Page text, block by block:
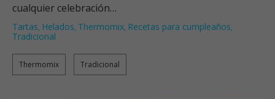
cualquier celebración…
Tartas, Helados, Thermomix, Recetas para cumpleaños,
Tradicional
Thermomix Tradicional